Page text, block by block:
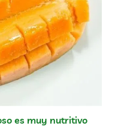
es muy nutritivo